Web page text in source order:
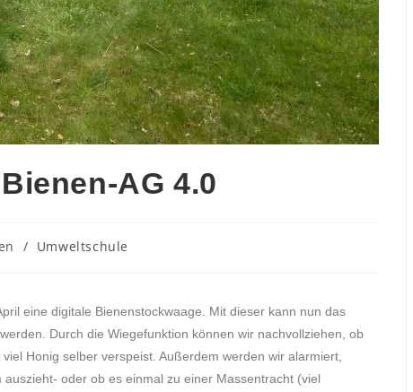
AG 4.0
/ Umweltschule
eine digitale Bienenstockwaage. Mit dieser kann nun das
Durch die Wiegefunktion können wir nachvollziehen, ob
Honig selber verspeist. Außerdem werden wir alarmiert,
oder ob es einmal zu einer Massentracht (viel